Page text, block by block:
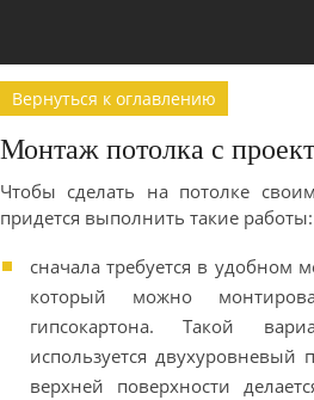
Вернуться к оглавлению
Монтаж потолка с
Чтобы сделать на потолке
придется выполнить такие работы:
сначала требуется в удобном
который можно
гипсокартона. Такой
используется двухуровневый
верхней поверхности